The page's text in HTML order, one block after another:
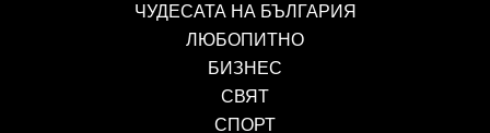
ЧУДЕСАТА НА БЪЛГАРИЯ
ЛЮБОПИТНО
БИЗНЕС
СВЯТ
СПОРТ